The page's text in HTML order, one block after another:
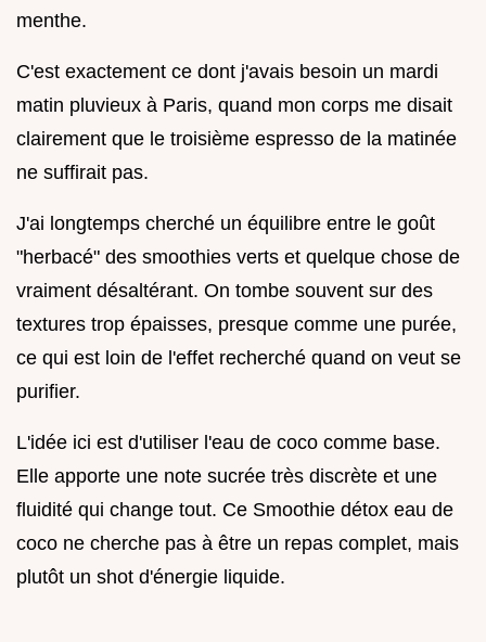
menthe.
C'est exactement ce dont j'avais besoin un mardi
matin pluvieux à Paris, quand mon corps me disait
clairement que le troisième espresso de la matinée
ne suffirait pas.
J'ai longtemps cherché un équilibre entre le goût
"herbacé" des smoothies verts et quelque chose de
vraiment désaltérant. On tombe souvent sur des
textures trop épaisses, presque comme une purée,
ce qui est loin de l'effet recherché quand on veut se
purifier.
L'idée ici est d'utiliser l'eau de coco comme base.
Elle apporte une note sucrée très discrète et une
fluidité qui change tout. Ce Smoothie détox eau de
coco ne cherche pas à être un repas complet, mais
plutôt un shot d'énergie liquide.